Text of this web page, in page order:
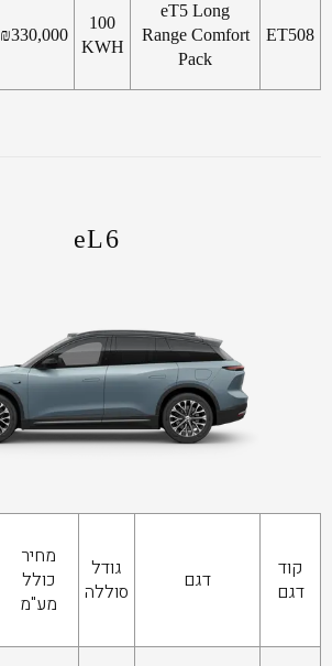
ET508
eT5 Long
Range Comfort
Pack
100
KWH
₪330,000
eL6
קוד
דגם
דגם
גודל
סוללה
מחיר
כולל
מע"מ